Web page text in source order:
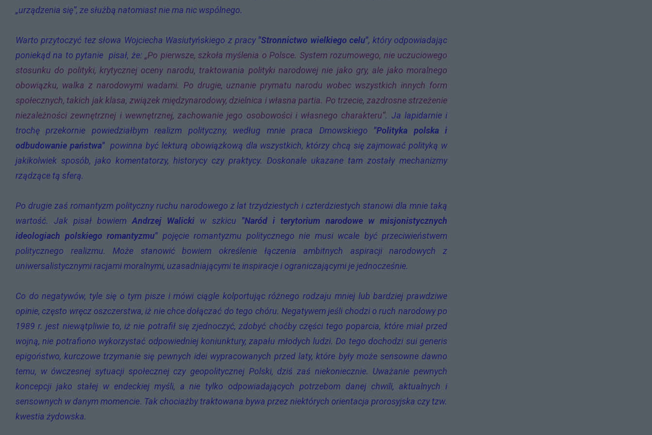
„urządzenia się”, ze służbą natomiast nie ma nic wspólnego.
Warto przytoczyć tez słowa Wojciecha Wasiutyńskiego z pracy "Stronnictwo wielkiego celu", który odpowiadając
poniekąd na to pytanie pisał, że:„Po pierwsze, szkoła myślenia o Polsce. System rozumowego, nie uczuciowego
stosunku do polityki, krytycznej oceny narodu, traktowania polityki narodowej nie jako gry, ale jako moralnego
obowiązku, walka z narodowymi wadami. Po drugie, uznanie prymatu narodu wobec wszystkich innych form
społecznych, takich jak klasa, związek międzynarodowy, dzielnica i własna partia. Po trzecie, zazdrosne strzeżenie
niezależności zewnętrznej i wewnętrznej, zachowanie jego osobowości i własnego charakteru”. Ja lapidarnie i
trochę przekornie powiedziałbym realizm polityczny, według mnie praca Dmowskiego "Polityka polska i
odbudowanie państwa"powinna być lekturą obowiązkową dla wszystkich, którzy chcą się zajmować polityką w
jakikolwiek sposób, jako komentatorzy, historycy czy praktycy. Doskonale ukazane tam zostały mechanizmy
rządzące tą sferą.
Po drugie zaś romantyzm polityczny ruchu narodowego z lat trzydziestych i czterdziestych stanowi dla mnie taką
wartość. Jak pisał bowiemAndrzej Walicki w szkicu "Naród i terytorium narodowe w misjonistycznych
ideologiach polskiego romantyzmu" pojęcie romantyzmu politycznego nie musi wcale być przeciwieństwem
politycznego realizmu. Może stanowić bowiem określenie łączenia ambitnych aspiracji narodowych z
uniwersalistycznymi racjami moralnymi, uzasadniającymi te inspiracje i ograniczającymi je jednocześnie.
Co do negatywów, tyle się o tym pisze i mówi ciągle kolportując różnego rodzaju mniej lub bardziej prawdziwe
opinie, często wręcz oszczerstwa, iż nie chce dołączać do tego chóru. Negatywem jeśli chodzi o ruch narodowy po
1989 r. jest niewątpliwie to, iż nie potrafił się zjednoczyć, zdobyć choćby części tego poparcia, które miał przed
wojną, nie potrafiono wykorzystać odpowiedniej koniunktury, zapału młodych ludzi. Do tego dochodzi sui generis
epigoństwo, kurczowe trzymanie się pewnych idei wypracowanych przed laty, które były może sensowne dawno
temu, w ówczesnej sytuacji społecznej czy geopolitycznej Polski, dziś zaś niekoniecznie. Uważanie pewnych
koncepcji jako stałej w endeckiej myśli, a nie tylko odpowiadających potrzebom danej chwili, aktualnych i
sensownych w danym momencie. Tak chociażby traktowana bywa przez niektórych orientacja prorosyjska czy tzw.
kwestia żydowska.